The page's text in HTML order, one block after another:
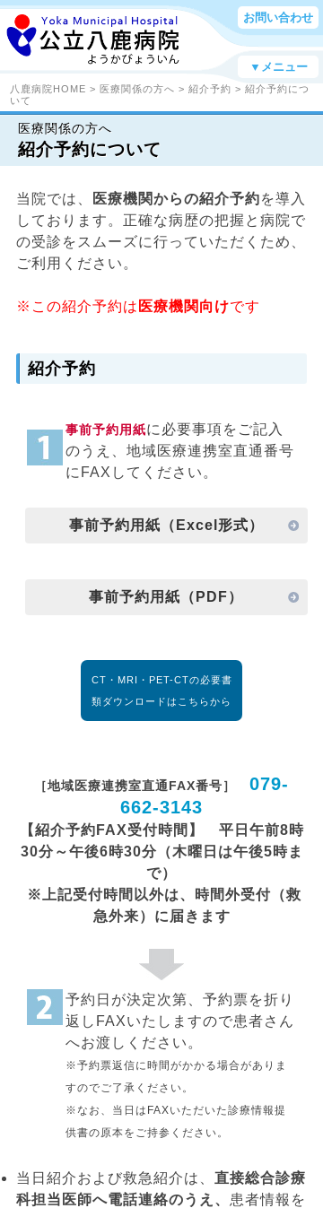
お問い合わせ
▼メニュー
八鹿病院HOME > 医療関係の方へ > 紹介予約 > 紹介予約につ
いて
医療関係の方へ
紹介予約について
当院では、 医療機関からの紹介予約を導入
しております。正確な病歴の把握と病院で
の受診をスムーズに行っていただくため、
ご利用ください。
※この紹介予約は 医療機関向けです
紹介予約
事前予約用紙に必要事項をご記入
のうえ、地域医療連携室直通番号
にFAXしてください。
事前予約用紙（Excel形式）
事前予約用紙（PDF）
CT・MRI・PET-CTの必要書
類ダウンロードはこちらから
［地域医療連携室直通FAX番号］ 079-
662-3143
【紹介予約FAX受付時間】 平日 午前8時
30分～午後6時30分（木曜日は午後5時ま
で）
※上記受付時間以外は、時間外受付（救
急外来）に届きます
予約日が決定次第、予約票を折り
返しFAXいたしますので患者さん
へお渡しください。
※予約票返信に時間がかかる場合がありま
すのでご了承ください。
※なお、当日はFAXいただいた診療情報提
供書の原本をご持参ください。
当日紹介および救急紹介は、 直接総合診療
科担当医師へ電話連絡のうえ、 患者情報を